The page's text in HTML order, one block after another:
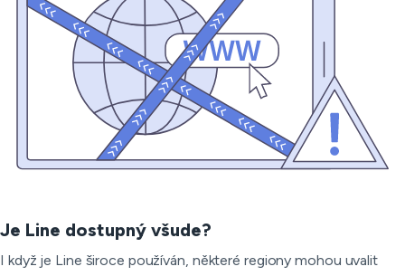
Je Line dostupný všude?
I když je Line široce používán, některé regiony mohou uvalit